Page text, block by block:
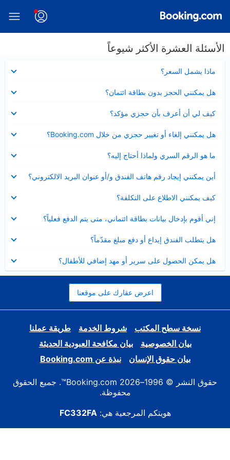
الأسئلة العشرة الأكثر شيوعاً
ماذا يشمل السعر؟
مصغر
هل يمكنني الحجز بدون بطاقة ائتمان؟
مصغر
كيف لي أن أعرف بأن حجزي مؤكد؟
مصغر
هل يمكنني إلغاء أو تغيير حجزي من خلال Booking.com؟
مصغر
ما هو الرقم السري ولماذا أحتاج إليه؟
مصغر
أين يمكنني إيجاد رقم هاتف الفندق و/أو عنوان البريد الالكتروني؟
عرض
مصغر
كيف يمكنني الاطلاع على التكلفة؟
مصغر
إني أقوم بإدخال بيانات بطاقة ائتماني، متى يتم الدفع فعلياً؟
مصغر
هل يتطلب الفندق إيداع أو دفع مبلغ مقدّماً؟
مصغر
هل يمكن الحصول على سرير أو مهد إضافي للأطفال؟
مصغر
اعرض عقارك على موقعنا
نسخة سطح المكتب شروط الخدمة
طريقة عملنا
بيان الخصوصية
بيان مكافحة العبودية الحديثة
بيان حقوق الإنسان
نبذة عن Booking.com
حقوق النشر © 1996–2026 Booking.com™. جميع الحقوق
محفوظة.
هويتكم المرجعية هي:FC332FA